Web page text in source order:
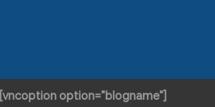
[vncoption option="blogname"]